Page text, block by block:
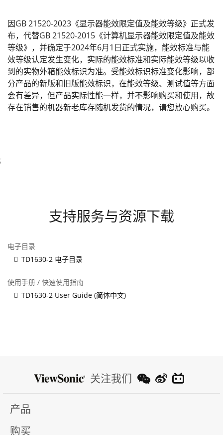
因GB 21520-2023《显示器能效限定值及能效等级》正式发
布，代替GB 21520-2015《计算机显示器能效限定值及能效
等级》，并确定于2024年6月1日正式实施，能效标准与能
效等级认定发生变化，实际的能效标准和实际能效等级以收
到的实物外箱能效标识为准。受能效标识标准变化影响，部
分产品的新版和旧版能效标识，在能效等级、测试值等方面
会有差异，但产品实际性能一样，并不影响购买和使用，故
存在销售的机器新老库存随机发货的情况，请您放心购买。
;
支持服务与资源下载
电子目录
TD1630-2 电子目录
使用手册 / 快速使用指南
TD1630-2 User Guide (简体中文)
关注我们
产品
购买